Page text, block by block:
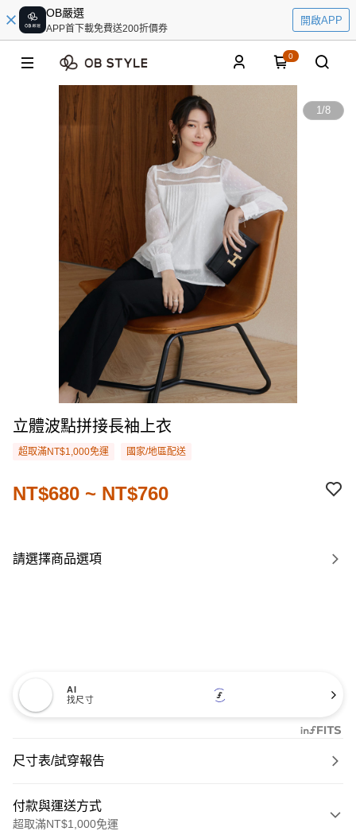
OB嚴選
APP首下載免費送200折價券
開啟APP
0
1/8
立體波點拼接長袖上衣
超取滿NT$1,000免運 國家/地區配送
NT$680 ~ NT$760
請選擇商品選項
AI
找尺寸
尺寸表/試穿報告
付款與運送方式
超取滿NT$1,000免運